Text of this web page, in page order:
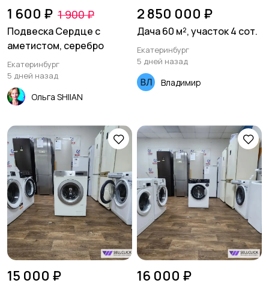
1 600 ₽ 1 900 ₽
Подвеска Сердце с
аметистом, серебро
Екатеринбург
5 дней назад
Ольга SHIIAN
2 850 000 ₽
Дача 60 м², участок 4 сот.
Екатеринбург
5 дней назад
Владимир
15 000 ₽ 16 000 ₽